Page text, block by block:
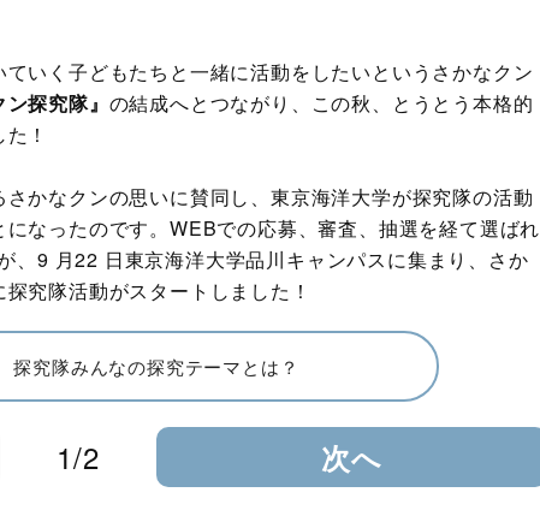
いく子どもたちと一緒に活動をしたいというさかなクン
ン探究隊』 の結成へとつながり、この秋、とうとう本格的
た！
かなクンの思いに賛同し、東京海洋大学が探究隊の活動
なったのです。WEBでの応募、審査、抽選を経て選ばれ
、9 月22 日東京海洋大学品川キャンパスに集まり、さか
究隊活動がスタートしました！
探究隊みんなの探究テーマとは？
1/2 次へ